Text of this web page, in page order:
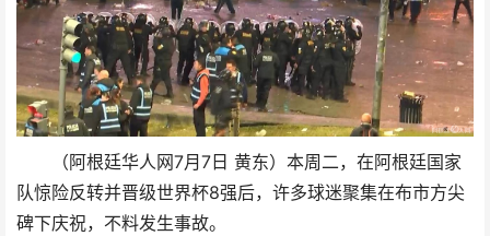
（阿根廷华人网7月7日 黄东）本周二，在阿根廷国家
队惊险反转并晋级世界杯8强后，许多球迷聚集在布市方尖
碑下庆祝，不料发生事故。